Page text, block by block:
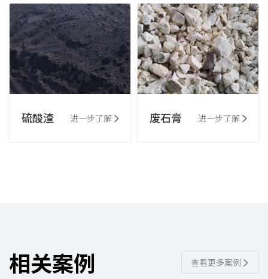
硫酸渣 进一步了解 废石膏 进一步了解
相关案例 查看更多案例